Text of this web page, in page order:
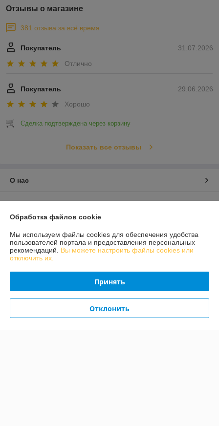
Отзывы о магазине
381 отзыва за всё время
31.07.2026
Покупатель
Отлично
29.06.2026
Покупатель
Хорошо
Сделка подтверждена через корзину
Показать все отзывы
О нас
Контакты
График работы
Полная версия сайта
Сайт создан на платформе Deal.by
Обработка файлов cookie
Мы используем файлы cookies для обеспечения удобства
пользователей портала и предоставления персональных
рекомендаций. Вы можете настроить файлы cookies или
отключить их.
Принять
Отклонить